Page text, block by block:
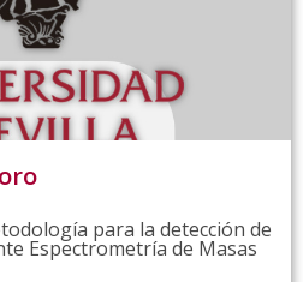
para la detección de
Espectrometría de Masas